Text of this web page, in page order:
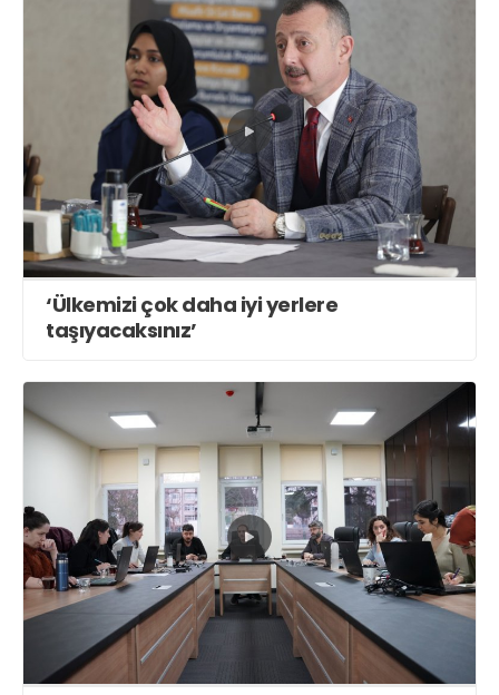
‘Ülkemizi çok daha iyi yerlere
taşıyacaksınız’